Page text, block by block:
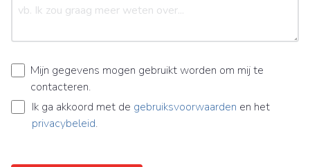
Mijn gegevens mogen gebruikt worden om mij te
contacteren.
Ik ga akkoord met de gebruiksvoorwaarden en het
privacybeleid.